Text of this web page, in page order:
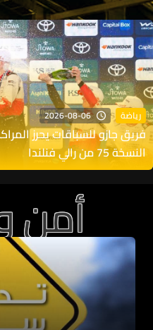
رياضة 2026-08-06
فريق جازو للسباقات يحرز
النسخة 75 من رالي فنلندا
أمن